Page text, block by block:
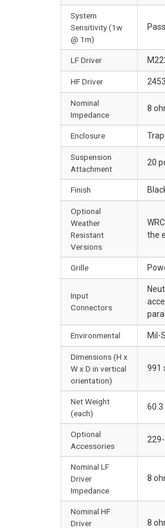
System
Sensitivity (1w
@ 1m)
LF Driver
HF Driver
Nominal
Impedance
8
Enclosure
Suspension
Attachment
20
Finish
Optional
Weather
Resistant
Versions
the
Grille
Input
Connectors
Environmental Mil-
Dimensions (H x
W x D in vertical
orientation)
991
Net Weight
(each)
60.3
Optional
Accessories
Nominal LF
Driver
Impedance
8
Nominal HF
Driver
8